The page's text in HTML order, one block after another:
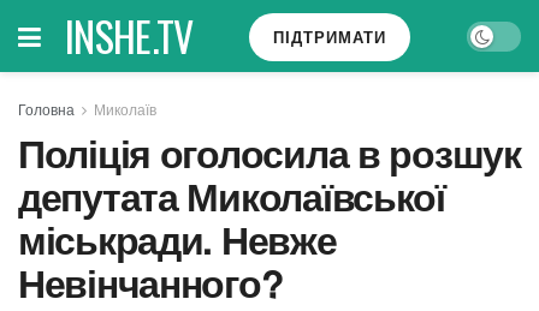
INSHE.TV ПІДТРИМАТИ
Головна Миколаїв
Поліція оголосила в розшук
депутата Миколаївської
міськради. Невже
Невінчанного?